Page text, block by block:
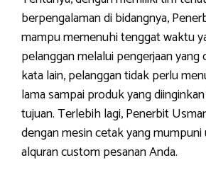
berpengalaman di bidangnya,
mampu memenuhi tenggat waktu
pelanggan melalui pengerjaan yang
kata lain, pelanggan tidak perlu
lama sampai produk yang
tujuan. Terlebih lagi, Penerbit
dengan mesin cetak yang
alquran custom pesanan Anda.